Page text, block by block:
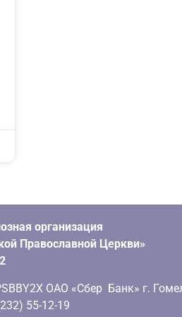
организация
Православной Церкви»
ОАО «Сбер Банк» г.
55-12-19